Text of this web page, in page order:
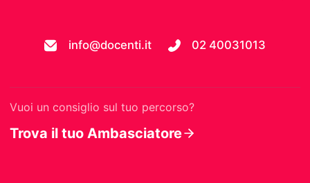
info@docenti.it 02 40031013
Vuoi un consiglio sul tuo percorso?
Trova il tuo Ambasciatore